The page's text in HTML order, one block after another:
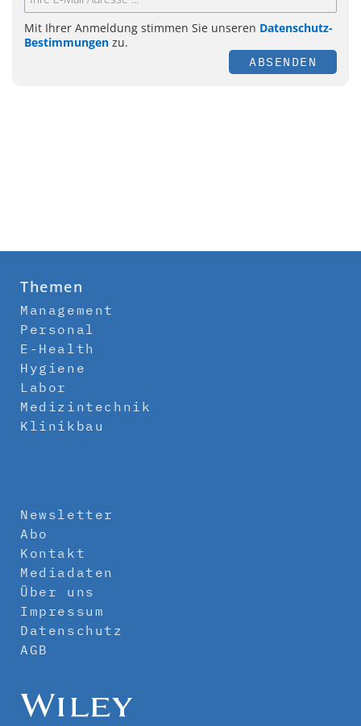
Mit Ihrer Anmeldung stimmen Sie unseren Datenschutz-
Bestimmungen zu.
ABSENDEN
Themen
Management
Personal
E-Health
Hygiene
Labor
Medizintechnik
Klinikbau
Newsletter
Abo
Kontakt
Mediadaten
Über uns
Impressum
Datenschutz
AGB